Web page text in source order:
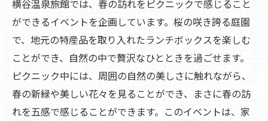
横谷温泉旅館では、春の訪れをピクニックで感じること
ができるイベントを企画しています。桜の咲き誇る庭園
で、地元の特産品を取り入れたランチボックスを楽しむ
ことができ、自然の中で贅沢なひとときを過ごせます。
ピクニック中には、周囲の自然の美しさに触れながら、
春の新緑や美しい花々を見ることができ、まさに春の訪
れを五感で感じることができます。このイベントは、家